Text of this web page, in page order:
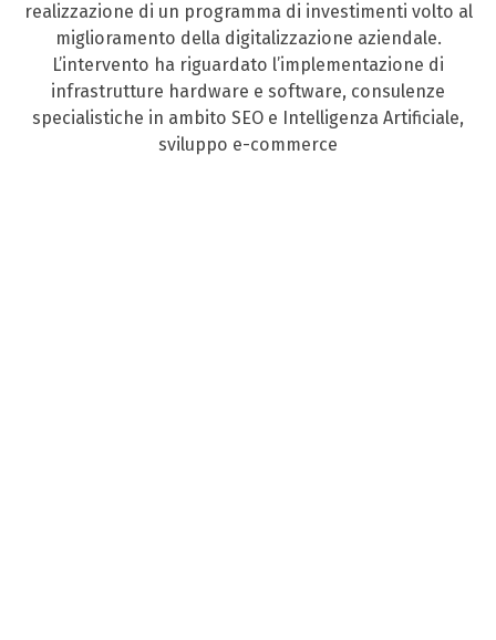
realizzazione di un programma di investimenti volto al
miglioramento della digitalizzazione aziendale.
L’intervento ha riguardato l’implementazione di
infrastrutture hardware e software, consulenze
specialistiche in ambito SEO e Intelligenza Artificiale,
sviluppo e-commerce